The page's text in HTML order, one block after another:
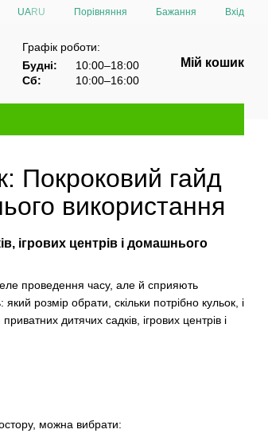
UARU Порівняння Бажання Вхід
Графік роботи:
Будні:
10:00–18:00
Сб:
10:00–16:00
Мій кошик
Покроковий гайд
використання
ігрових центрів і домашнього
проведення часу, але й сприяють
розмір обрати, скільки потрібно кульок, і
дитячих садків, ігрових центрів і
можна вибрати: